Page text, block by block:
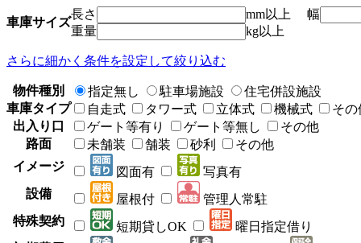
車庫サイズ
長さ mm以上 幅
重量
kg以上
さらに細かく条件を設定して絞り込む
物件種別 指定無し 駐車場施設
住宅併設施設
車庫タイプ
自走式 タワー式 立体式 機械式
その
出入り口
ゲート等有り ゲート等無し
その他
路面
未舗装 舗装 砂利
その他
イメージ
図面有
写真有
設備
屋根付
管理人常駐
特殊契約
短期貸しOK
曜日指定借り